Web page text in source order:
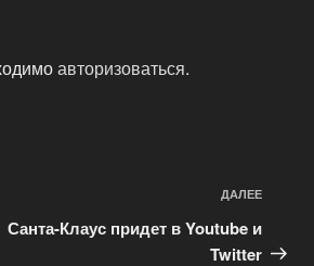
авторизоваться.
ДАЛЕЕ
Санта-Клаус придет в Youtube и
Twitter